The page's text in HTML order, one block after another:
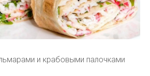
и крабовыми палочками